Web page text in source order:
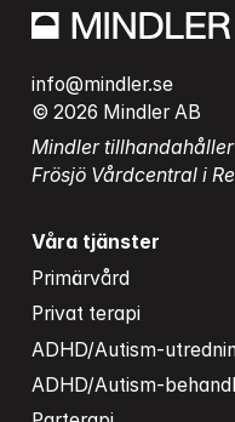
info@mindler.se
© 2026 Mindler AB
Mindler
Frösjö Vårdcentral i
Våra tjänster
Primärvård
Privat terapi
ADHD/Autism-
ADHD/Autism-